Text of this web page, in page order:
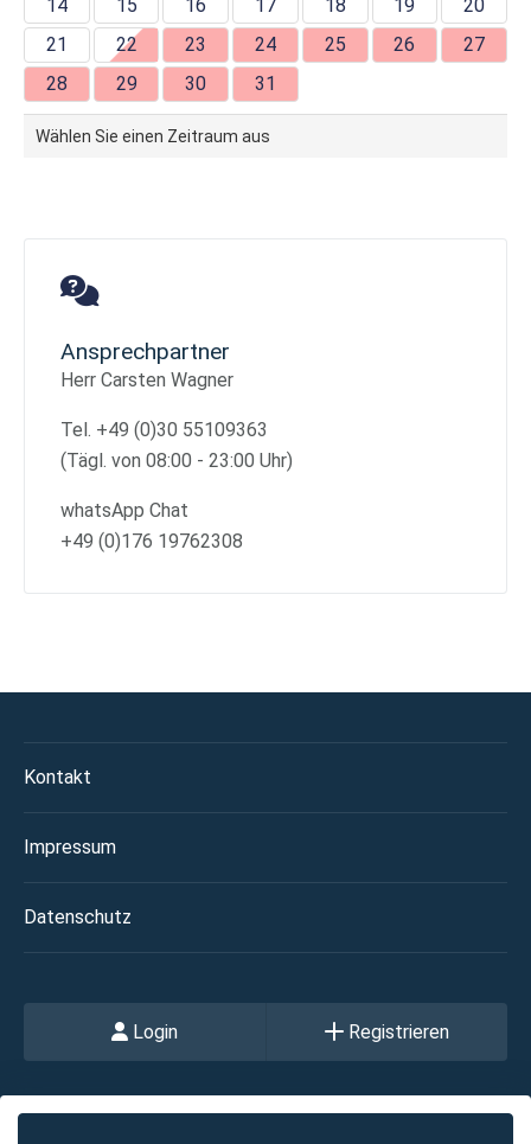
14
15 16 17 18 19
20
21
22 23 24 25 26
27
28
29 30 31
Wählen Sie einen Zeitraum aus
Ansprechpartner
Herr Carsten Wagner
Tel. +49 (0)30 55109363
(Tägl. von 08:00 - 23:00 Uhr)
whatsApp Chat
+49 (0)176 19762308
Kontakt
Impressum
Datenschutz
Login Registrieren